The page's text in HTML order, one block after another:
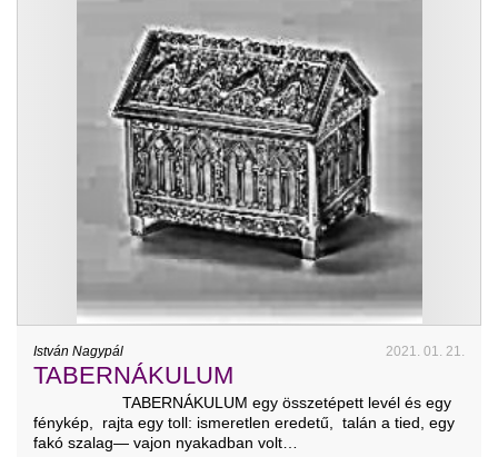
István Nagypál 2021. 01. 21.
TABERNÁKULUM
TABERNÁKULUM egy összetépett levél és egy
fénykép, rajta egy toll: ismeretlen eredetű, talán a tied, egy
fakó szalag— vajon nyakadban volt…